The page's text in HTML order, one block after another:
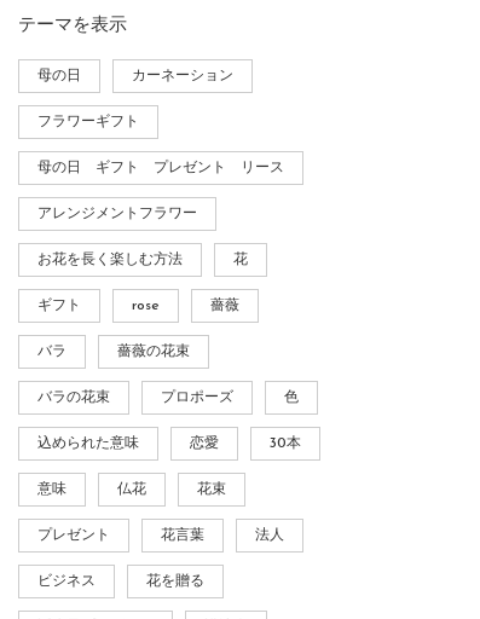
テーマ を表示
母の日 カーネーション
フラワーギフト
母の日 ギフト プレゼント リース
アレンジメントフラワー
お花を長く楽しむ方法 花
ギフト rose 薔薇
バラ 薔薇の花束
バラの花束 プロポーズ 色
込められた意味 恋愛 30本
意味 仏花 花束
プレゼント 花言葉 法人
ビジネス 花を贈る